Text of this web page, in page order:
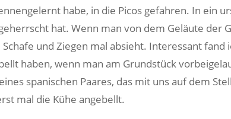
habe, in die Picos gefahren. In ein
hat. Wenn man von dem Geläute der
und Ziegen mal absieht. Interessant fand
haben, wenn man am Grundstück
spanischen Paares, das mit uns auf dem
mal die Kühe angebellt.